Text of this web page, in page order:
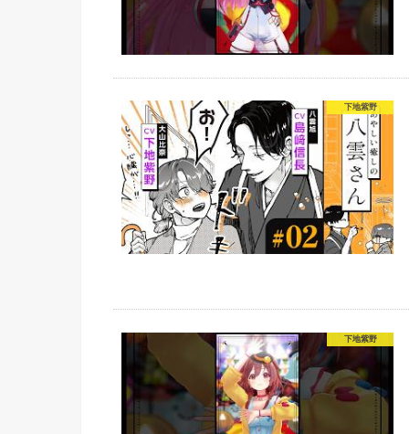
下地紫野
下地紫野